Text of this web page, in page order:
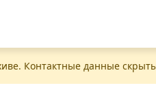
Контактные данные